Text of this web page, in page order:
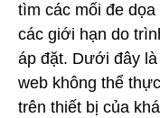
tìm các mối đe
các giới hạn do
áp đặt. Dưới đây
web không thể
trên thiết bị của